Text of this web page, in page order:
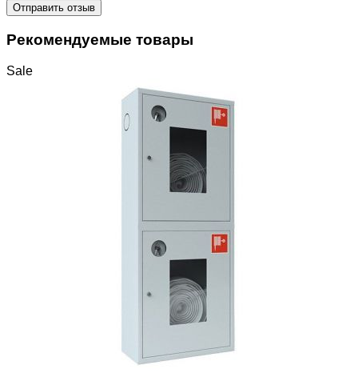
Отправить отзыв
Рекомендуемые товары
Sale